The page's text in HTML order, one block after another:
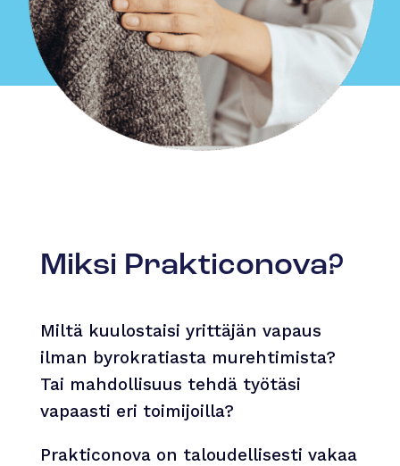
Miksi Prakticonova?
Miltä kuulostaisi yrittäjän vapaus
ilman byrokratiasta murehtimista?
Tai mahdollisuus tehdä työtäsi
vapaasti eri toimijoilla?
Prakticonova on taloudellisesti vakaa